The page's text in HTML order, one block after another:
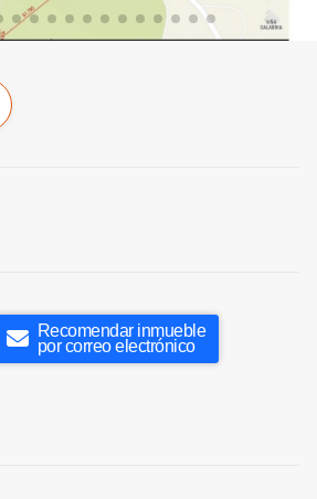
Recomendar inmueble
por correo electrónico